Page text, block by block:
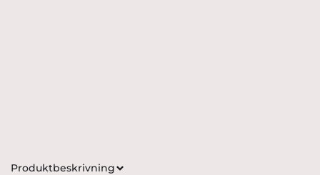
Produktbeskrivning